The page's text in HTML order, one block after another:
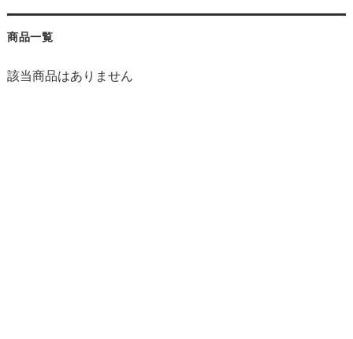
商品一覧
該当商品はありません